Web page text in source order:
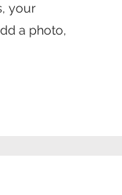
your
a photo,